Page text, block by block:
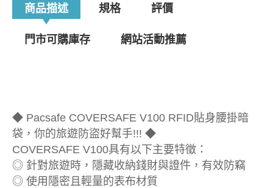
商品描述 規格 評價
門市可購庫存 網站活動推薦
◆ Pacsafe COVERSAFE V100 RFID貼身腰掛暗
袋，你的旅遊防盜好幫手!!! ◆
COVERSAFE V100具有以下主要特徵：
◎ 針對旅遊時，隱藏收納錢財與證件，有效防竊
◎ 使用隱密且輕量的表布材質